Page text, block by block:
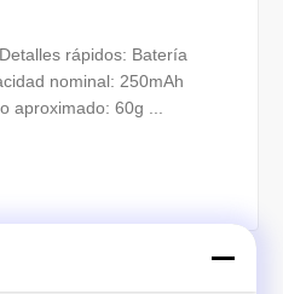
rápidos: Batería
nominal: 250mAh
aproximado: 60g ...